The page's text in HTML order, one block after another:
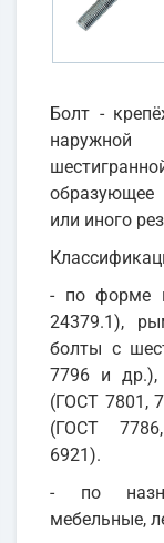
Болт -
или иного
- по форме
24379.1),
болты с
7796 и др.),
(ГОСТ 7801,
(ГОСТ
6921).
- по
мебельные,